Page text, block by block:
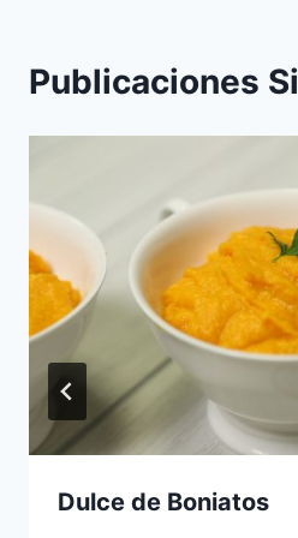
Publicaciones
Dulce de Boniatos